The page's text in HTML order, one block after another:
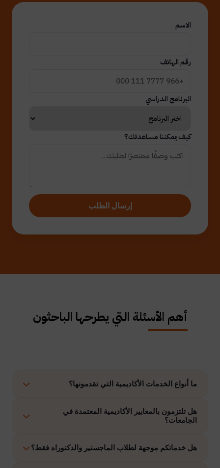
الاسم
رقم الهاتف
البرنامج الدراسي
كيف يمكننا مساعدتك؟
إرسال الطلب
أهم الأسئلة التي يطرحها الباحثون
ما أنواع الخدمات الأكاديمية التي تقدمونها؟
نوفر حلولًا متكاملة تشمل إعداد الرسائل العلمية، الاستشارات
الأكاديمية، التحليل الإحصائي، إعداد خطة البحث، نشر الأبحاث،
هل تلتزمون بالمعايير الأكاديمية المعتمدة في
الجامعات؟
نعم، نلتزم بتنفيذ جميع الأعمال وفق ضوابط الدراسات العليا
هل خدماتكم موجهة لطلاب الماجستير والدكتوراه فقط؟